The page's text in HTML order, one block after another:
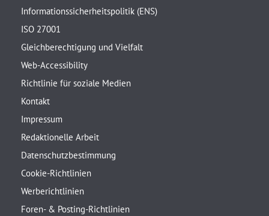
Informationssicherheitspolitik (ENS)
ISO 27001
Gleichberechtigung und Vielfalt
Web-Accessibility
Richtlinie für soziale Medien
Kontakt
Impressum
Redaktionelle Arbeit
Datenschutzbestimmung
Cookie-Richtlinien
Werberichtlinien
Foren- & Posting-Richtlinien